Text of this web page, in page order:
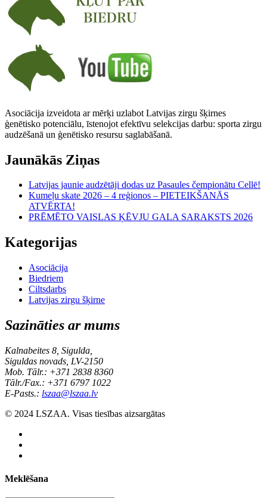
Asociācija izveidota ar mērķi uzlabot Latvijas zirgu šķirnes
ģenētisko potenciālu, īstenojot efektīvu selekcijas darbu: sporta zirgu
audzēšanā un ģenētisko resursu saglabāšanā.
Jaunākās Ziņas
Latvijas jaunie audzētāji dodas uz Pasaules čempionātu Cellē!
Kumeļu skate 2026 – 4 reģionos – PIETEIKŠANĀS
ATVĒRTA!
PRĒMĒTO VAISLAS ĶĒVJU GALA SARAKSTS 2026
Kategorijas
Asociācija
Biedriem
Ciltsdarbs
Latvijas zirgu šķirne
Sazināties ar mums
Kalnabeites 8, Sigulda,
Siguldas novads, LV-2150
Mob. Tālr.: +371 2838 8360
Tālr./Fax.: +371 6797 1022
E-Pasts.: lszaa@lszaa.lv
© 2024 LSZAA. Visas tiesības aizsargātas
Meklēšana